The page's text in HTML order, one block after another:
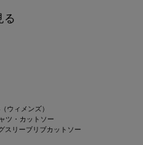
る
ウィメンズ）
ツ・カットソー
スリーブリブカットソー